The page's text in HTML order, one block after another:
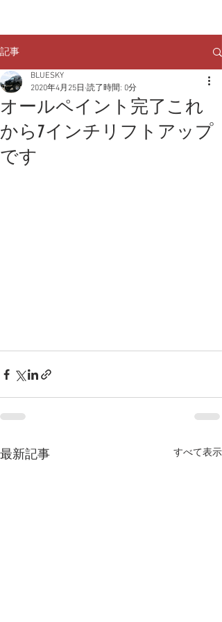
記事
オールペイント完了これ
から7インチリフトアップ
です
BLUESKY
2020年4月25日 読了時間: 0分
最新記事 すべて表示